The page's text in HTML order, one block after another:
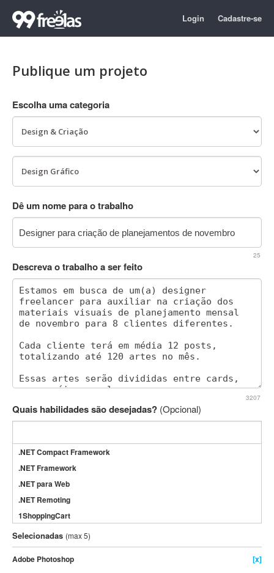
Login Cadastre-se
Publique um projeto
Escolha uma categoria
Dê um nome para o trabalho
25
Descreva o trabalho a ser feito
3207
Quais habilidades são desejadas? (Opcional)
.NET Compact Framework
.NET Framework
.NET para Web
.NET Remoting
1ShoppingCart
3DS Max
3GSM
4D Dimension
Selecionadas (max 5)
Adobe Photoshop [x]